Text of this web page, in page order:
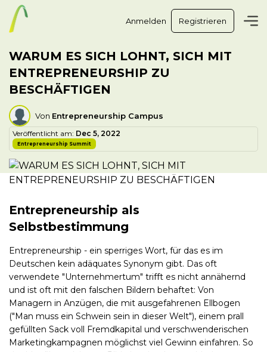
Anmelden Registrieren
WARUM ES SICH LOHNT, SICH MIT
ENTREPRENEURSHIP ZU
BESCHÄFTIGEN
Veröffentlicht am: Dec 5, 2022
Entrepreneurship Summit
Von Entrepreneurship Campus
Entrepreneurship als
Selbstbestimmung
Entrepreneurship - ein sperriges Wort, für das es im
Deutschen kein adäquates Synonym gibt. Das oft
verwendete "Unternehmertum" trifft es nicht annähernd
und ist oft mit den falschen Bildern behaftet: Von
Managern in Anzügen, die mit ausgefahrenen Ellbogen
("Man muss ein Schwein sein in dieser Welt"), einem prall
gefüllten Sack voll Fremdkapital und verschwenderischen
Marketingkampagnen möglichst viel Gewinn einfahren. So